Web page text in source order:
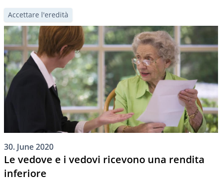
coniuge superstite, ma anche viceversa. È ipotizzabile
anche una rinuncia d’eredità a titolo oneroso.
Accettare l'eredità
30. June 2020
Le vedove e i vedovi ricevono una rendita
inferiore